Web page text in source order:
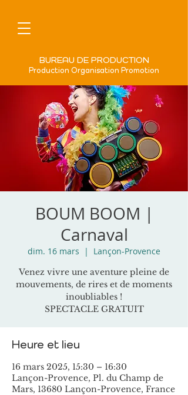
BUREAU DE PRODUCTION
Production Organisation Promotion
BOUM BOOM |
Carnaval
dim. 16 mars
  |
Lançon-Provence
Venez vivre une aventure pleine de
mouvements, de rires et de moments
inoubliables !
SPECTACLE GRATUIT
Heure et lieu
16 mars 2025, 15:30 – 16:30
Lançon-Provence, Pl. du Champ de
Mars, 13680 Lançon-Provence, France